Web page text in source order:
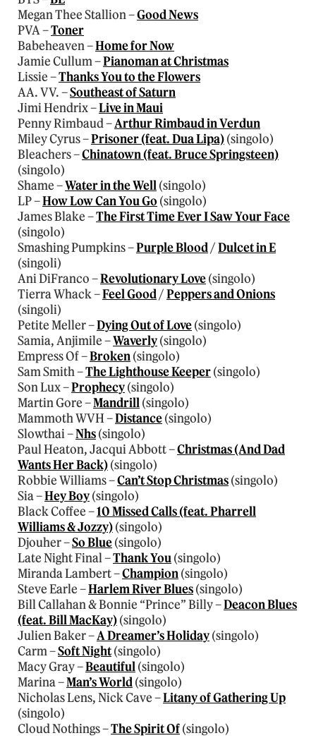
Megan Thee Stallion –Good News
PVA –Toner
Babeheaven –Home for Now
Jamie Cullum –Pianoman at Christmas
Lissie –Thanks You to the Flowers
AA. VV. –Southeast of Saturn
Jimi Hendrix –Live in Maui
Penny Rimbaud –Arthur Rimbaud in Verdun
Miley Cyrus –Prisoner (feat. Dua Lipa)(singolo)
Bleachers –Chinatown (feat. Bruce Springsteen)
(singolo)
Shame –Water in the Well(singolo)
LP –How Low Can You Go (singolo)
James Blake –The First Time Ever I Saw Your Face
(singolo)
Smashing Pumpkins –Purple Blood/Dulcet in E
(singoli)
Ani DiFranco –Revolutionary Love(singolo)
Tierra Whack –Feel Good/Peppers and Onions
(singoli)
Petite Meller –Dying Out of Love(singolo)
Samia, Anjimile –Waverly(singolo)
Empress Of –Broken(singolo)
Sam Smith –The Lighthouse Keeper(singolo)
Son Lux –Prophecy(singolo)
Martin Gore –Mandrill(singolo)
Mammoth WVH –Distance(singolo)
Slowthai –Nhs(singolo)
Paul Heaton, Jacqui Abbott –Christmas (And Dad
Wants Her Back)(singolo)
Robbie Williams –Can’t Stop Christmas(singolo)
Sia –Hey Boy(singolo)
Black Coffee –10 Missed Calls (feat. Pharrell
Williams & Jozzy)(singolo)
Djouher –So Blue(singolo)
Late Night Final –Thank You(singolo)
Miranda Lambert –Champion(singolo)
Steve Earle –Harlem River Blues(singolo)
Bill Callahan & Bonnie “Prince” Billy –Deacon Blues
(feat. Bill MacKay)(singolo)
Julien Baker –A Dreamer’s Holiday(singolo)
Carm –Soft Night(singolo)
Macy Gray –Beautiful(singolo)
Marina –Man’s World(singolo)
Nicholas Lens, Nick Cave –Litany of Gathering Up
(singolo)
Cloud Nothings –The Spirit Of(singolo)